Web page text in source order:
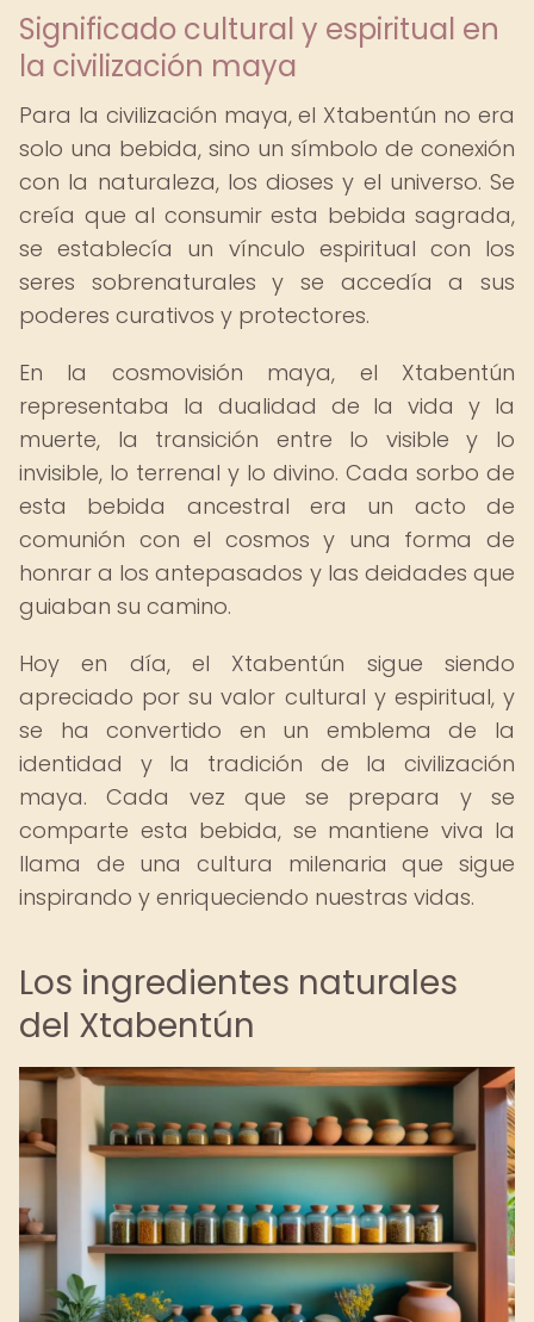
Significado cultural y espiritual en
la civilización maya
Para la civilización maya, el Xtabentún no era
solo una bebida, sino un símbolo de conexión
con la naturaleza, los dioses y el universo. Se
creía que al consumir esta bebida sagrada,
se establecía un vínculo espiritual con los
seres sobrenaturales y se accedía a sus
poderes curativos y protectores.
En la cosmovisión maya, el Xtabentún
representaba la dualidad de la vida y la
muerte, la transición entre lo visible y lo
invisible, lo terrenal y lo divino. Cada sorbo de
esta bebida ancestral era un acto de
comunión con el cosmos y una forma de
honrar a los antepasados y las deidades que
guiaban su camino.
Hoy en día, el Xtabentún sigue siendo
apreciado por su valor cultural y espiritual, y
se ha convertido en un emblema de la
identidad y la tradición de la civilización
maya. Cada vez que se prepara y se
comparte esta bebida, se mantiene viva la
llama de una cultura milenaria que sigue
inspirando y enriqueciendo nuestras vidas.
Los ingredientes naturales
del Xtabentún